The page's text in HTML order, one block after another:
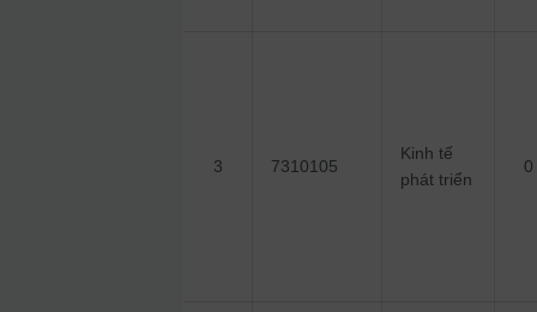
3 7310105
Kinh tế
phát triển
0